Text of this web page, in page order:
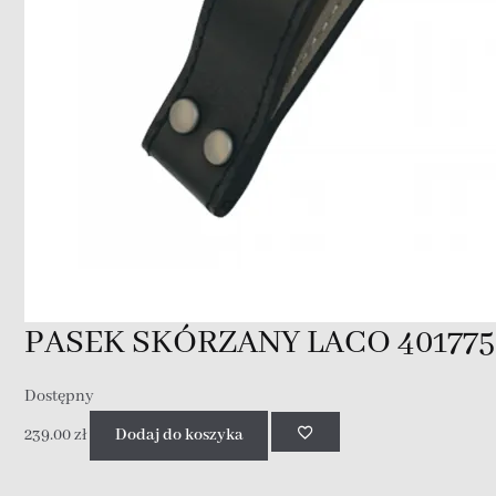
PASEK SKÓRZANY LACO
Dostępny
239.00zł Dodaj do koszyka